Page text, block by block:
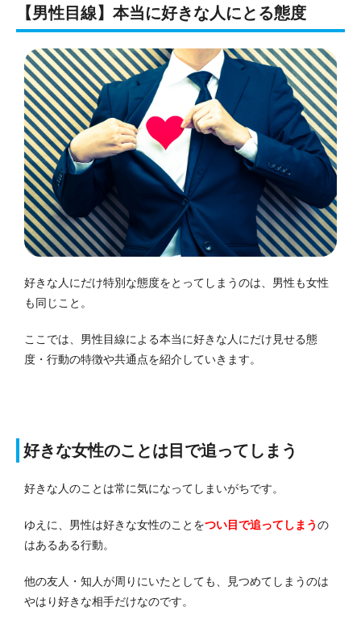
【男性目線】本当に好きな人にとる態度
好きな人にだけ特別な態度をとってしまうのは、男性も女性
も同じこと。
ここでは、男性目線による本当に好きな人にだけ見せる態
度・行動の特徴や共通点を紹介していきます。
好きな女性のことは目で追ってしまう
好きな人のことは常に気になってしまいがちです。
ゆえに、男性は好きな女性のことをつい目で追ってしまうの
はあるある行動。
他の友人・知人が周りにいたとしても、見つめてしまうのは
やはり好きな相手だけなのです。